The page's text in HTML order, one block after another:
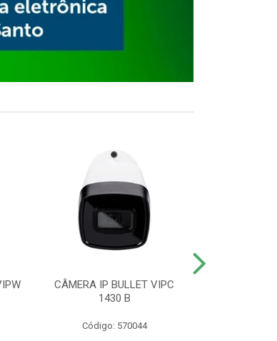
CÂMERA IP BULLET VIPC
1430 B
Código: 570044